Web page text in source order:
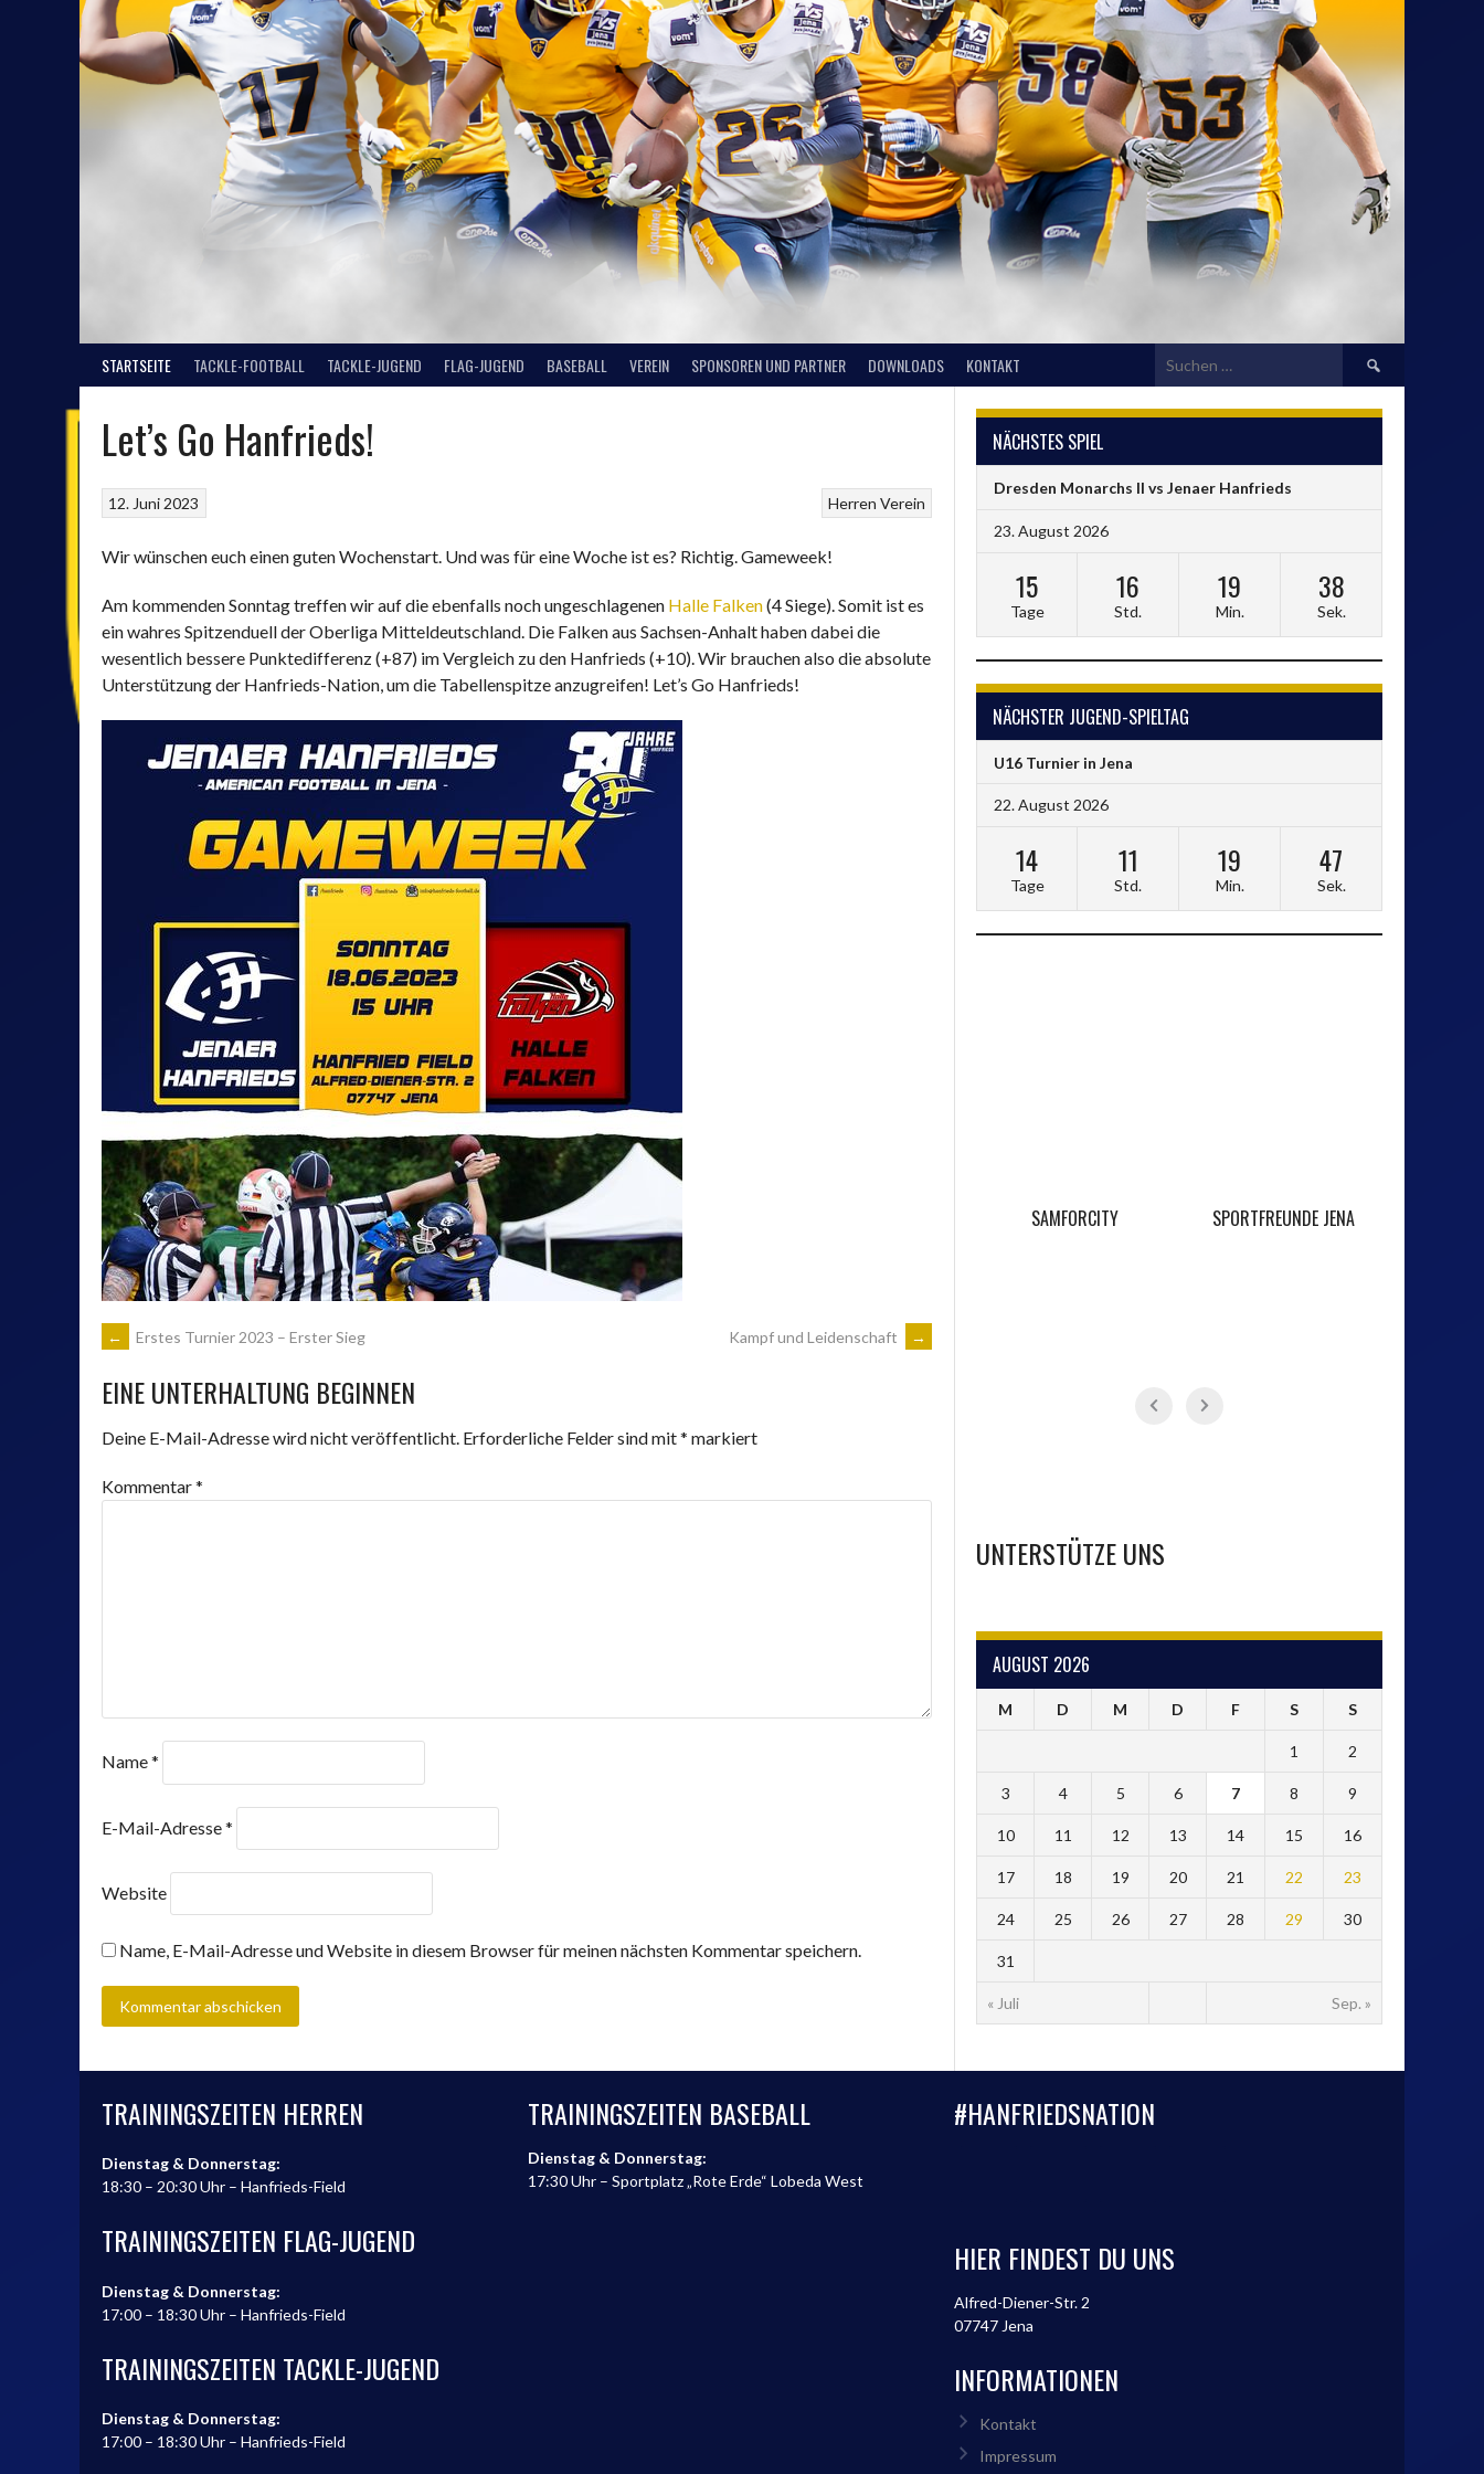
STARTSEITE TACKLE-FOOTBALL TACKLE-JUGEND FLAG-JUGEND BASEBALL VEREIN SPONSOREN UND PARTNER DOWNLOADS KONTAKT
Suchen
nach:
Let’s Go Hanfrieds!
Herren Verein
12. Juni 2023
Wir wünschen euch einen guten Wochenstart. Und was für eine Woche ist es? Richtig. Gameweek!
Am kommenden Sonntag treffen wir auf die ebenfalls noch ungeschlagenen Halle Falken(4 Siege). Somit ist es
ein wahres Spitzenduell der Oberliga Mitteldeutschland. Die Falken aus Sachsen-Anhalt haben dabei die
wesentlich bessere Punktedifferenz (+87) im Vergleich zu den Hanfrieds (+10). Wir brauchen also die absolute
Unterstützung der Hanfrieds-Nation, um die Tabellenspitzeanzugreifen! Let’s Go Hanfrieds!
ARTIKEL-
NAVIGATION
← Erstes Turnier 2023 – Erster Sieg Kampf und Leidenschaft →
EINE UNTERHALTUNG BEGINNEN
Deine E-Mail-Adresse wird nicht veröffentlicht. Erforderliche Felder sind mit* markiert
Kommentar*
Name*
E-Mail-Adresse*
Website
Name, E-Mail-Adresse und Website in diesem Browser für meinen nächsten Kommentar speichern.
NÄCHSTES SPIEL
Dresden Monarchs II vs Jenaer Hanfrieds
23. August 2026
15
Tage
16
Std.
19
Min.
37
Sek.
NÄCHSTER JUGEND-SPIELTAG
U16 Turnier in Jena
22. August 2026
14
Tage
11
Std.
19
Min.
46
Sek.
VOM*
PERSONALDIENSTLEISTUNGS
KARTBAHN JENA SAMFORCITY SPORTFREUNDE JENA
UNTERSTÜTZE UNS
AUGUST 2026
M D M D F S S
« Juli Sep. »
1 2
3 4 5 6 7 8 9
10 11 12 13 14 15 16
17 18 19 20 21 22 23
24 25 26 27 28 29 30
31
TRAININGSZEITEN HERREN
Dienstag & Donnerstag:
18:30 – 20:30 Uhr – Hanfrieds-Field
TRAININGSZEITEN FLAG-JUGEND
Dienstag & Donnerstag:
17:00 – 18:30 Uhr – Hanfrieds-Field
TRAININGSZEITEN TACKLE-JUGEND
Dienstag & Donnerstag:
17:00 – 18:30 Uhr – Hanfrieds-Field
TRAININGSZEITEN BASEBALL
Dienstag & Donnerstag:
17:30 Uhr – Sportplatz „Rote Erde“ Lobeda West
#HANFRIEDSNATION
HIER FINDEST DU UNS
Alfred-Diener-Str. 2
07747 Jena
INFORMATIONEN
Kontakt
Impressum